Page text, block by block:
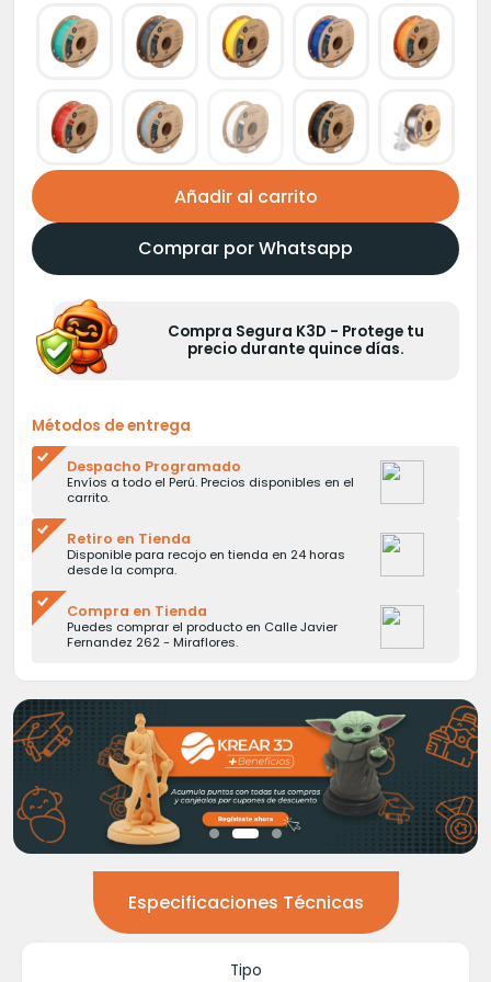
Añadir al carrito
Comprar por Whatsapp
Compra Segura K3D - Protege tu
precio durante quince días.
Métodos de entrega
Despacho Programado
Envíos a todo el Perú. Precios disponibles en el
carrito.
Retiro en Tienda
Disponible para recojo en tienda en 24 horas
desde la compra.
Compra en Tienda
Puedes comprar el producto en Calle Javier
Fernandez 262 - Miraflores.
Especificaciones Técnicas
Tipo